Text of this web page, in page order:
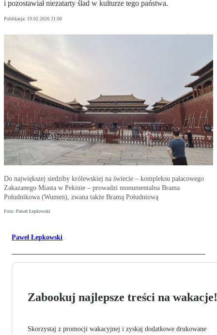
i pozostawiał niezatarty ślad w kulturze tego państwa.
Publikacja: 19.02.2026 21:00
Do największej siedziby królewskiej na świecie – kompleksu pałacowego
Zakazanego Miasta w Pekinie – prowadzi monumentalna Brama
Południkowa (Wumen), zwana także Bramą Południową
Foto: Paweł Łepkowski
Paweł Łepkowski
Zabookuj najlepsze treści na wakacje!
Skorzystaj z promocji wakacyjnej i zyskaj dodatkowe drukowane